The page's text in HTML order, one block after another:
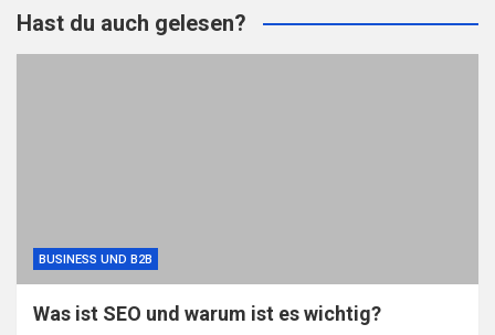
Hast du auch gelesen?
BUSINESS UND B2B
Was ist SEO und warum ist es wichtig?